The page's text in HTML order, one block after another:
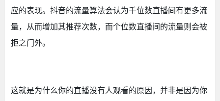
应的表现。抖音的流量算法会认为千位数直播间有更多流
量，从而增加其推荐次数，而个位数直播间的流量则会被
拒之门外。
这就是为什么你的直播没有人观看的原因，并非是因为你